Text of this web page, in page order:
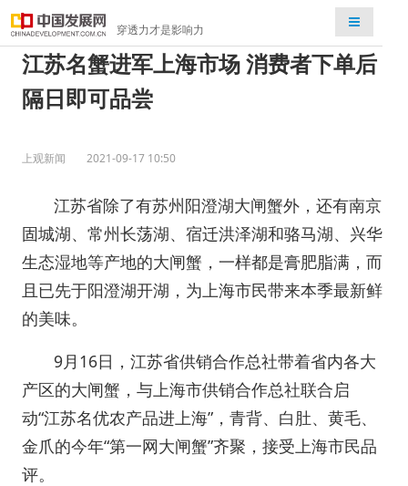
穿透力才是影响力
检索
江苏名蟹进军上海市场 消费者下单后
隔日即可品尝
上观新闻 2021-09-17 10:50
江苏省除了有苏州阳澄湖大闸蟹外，还有南京
固城湖、常州长荡湖、宿迁洪泽湖和骆马湖、兴华
生态湿地等产地的大闸蟹，一样都是膏肥脂满，而
且已先于阳澄湖开湖，为上海市民带来本季最新鲜
的美味。
9月16日，江苏省供销合作总社带着省内各大
产区的大闸蟹，与上海市供销合作总社联合启
动“江苏名优农产品进上海”，青背、白肚、黄毛、
金爪的今年“第一网大闸蟹”齐聚，接受上海市民品
评。